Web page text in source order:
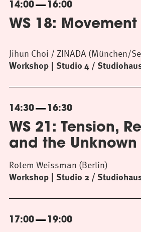
14:00 16:00
WS 18:
Workshop Studio 4 /
Jihun Choi / ZINADA (München/
14:30 16:30
WS 21: Tension,
and the Unknown
Workshop Studio 2 /
Rotem Weissman (Berlin)
17:00 19:00